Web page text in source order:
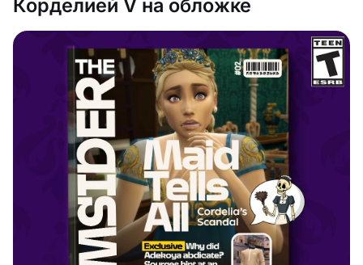
Корделией V на обложке